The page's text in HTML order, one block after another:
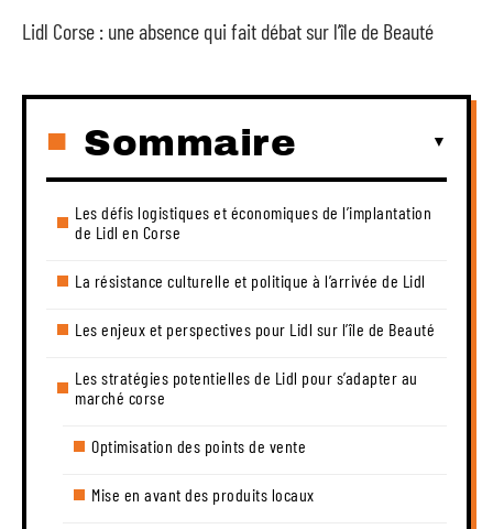
Lidl Corse : une absence qui fait débat sur l’île de Beauté
Sommaire
Les défis logistiques et économiques de l’implantation
de Lidl en Corse
La résistance culturelle et politique à l’arrivée de Lidl
Les enjeux et perspectives pour Lidl sur l’île de Beauté
Les stratégies potentielles de Lidl pour s’adapter au
marché corse
Optimisation des points de vente
Mise en avant des produits locaux